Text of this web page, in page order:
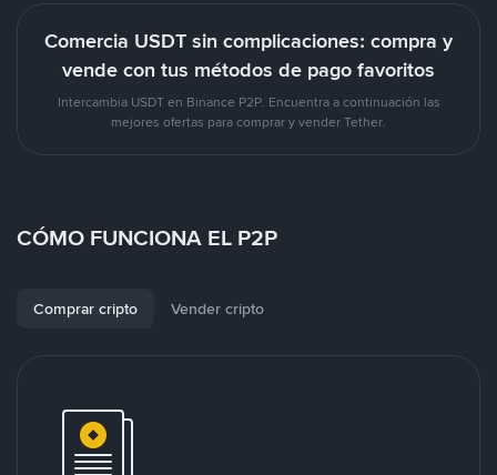
Comercia USDT sin complicaciones: compra y
vende con tus métodos de pago favoritos
Intercambia USDT en Binance P2P. Encuentra a continuación las
mejores ofertas para comprar y vender Tether.
CÓMO FUNCIONA EL P2P
Comprar cripto Vender cripto